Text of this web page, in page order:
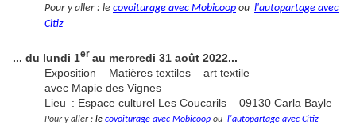
Pour y aller : le covoiturage avec Mobicoop ou l'autopartage avec
Citiz
... du lundi 1er au mercredi 31 août 2022...
Exposition – Matières textiles – art textile
avec Mapie des Vignes
Lieu : Espace culturel Les Coucarils – 09130 Carla Bayle
Pour y aller : le covoiturage avec Mobicoop ou l'autopartage avec Citiz